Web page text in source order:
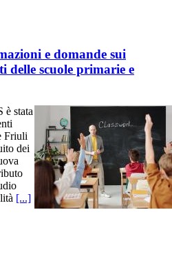
e domande sui
delle scuole primarie e
è stata
Friuli
dei
[...]